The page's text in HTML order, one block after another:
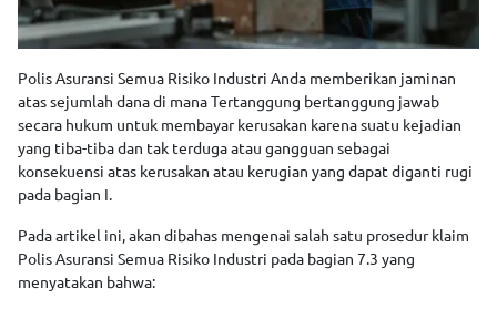
Polis Asuransi Semua Risiko Industri Anda memberikan jaminan
atas sejumlah dana di mana Tertanggung bertanggung jawab
secara hukum untuk membayar kerusakan karena suatu kejadian
yang tiba-tiba dan tak terduga atau gangguan sebagai
konsekuensi atas kerusakan atau kerugian yang dapat diganti rugi
pada bagian I.
Pada artikel ini, akan dibahas mengenai salah satu prosedur klaim
Polis Asuransi Semua Risiko Industri pada bagian 7.3 yang
menyatakan bahwa: